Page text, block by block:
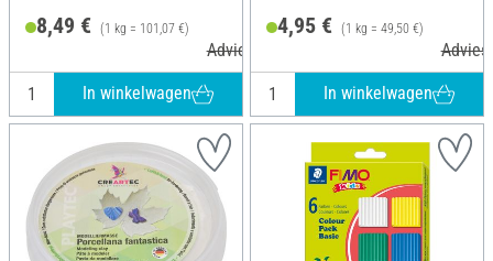
8,49 € (1 kg = 101,07 €)
Adviesprijs 10,92 €
In winkelwagen
4,95 € (1 kg = 49,50 €)
In winkelwagen